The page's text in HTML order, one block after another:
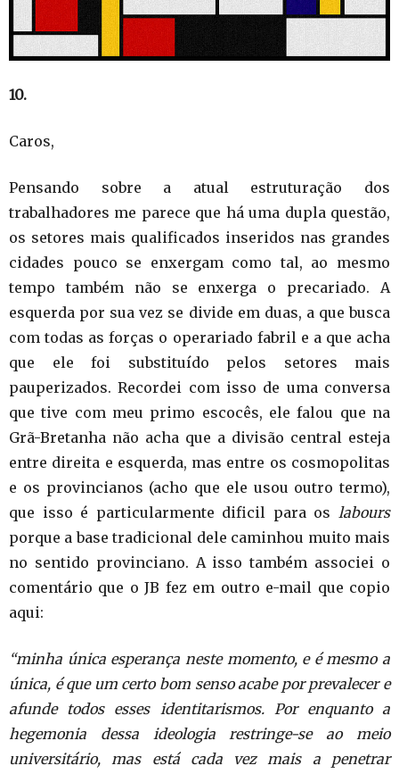
10.
Caros,
Pensando sobre a atual estruturação dos
trabalhadores me parece que há uma dupla questão,
os setores mais qualificados inseridos nas grandes
cidades pouco se enxergam como tal, ao mesmo
tempo também não se enxerga o precariado. A
esquerda por sua vez se divide em duas, a que busca
com todas as forças o operariado fabril e a que acha
que ele foi substituído pelos setores mais
pauperizados. Recordei com isso de uma conversa
que tive com meu primo escocês, ele falou que na
Grã-Bretanha não acha que a divisão central esteja
entre direita e esquerda, mas entre os cosmopolitas
e os provincianos (acho que ele usou outro termo),
que isso é particularmente dificil para os labours
porque a base tradicional dele caminhou muito mais
no sentido provinciano. A isso também associei o
comentário que o JB fez em outro e-mail que copio
aqui:
“minha única esperança neste momento, e é mesmo a
única, é que um certo bom senso acabe por prevalecer e
afunde todos esses identitarismos. Por enquanto a
hegemonia dessa ideologia restringe-se ao meio
universitário, mas está cada vez mais a penetrar